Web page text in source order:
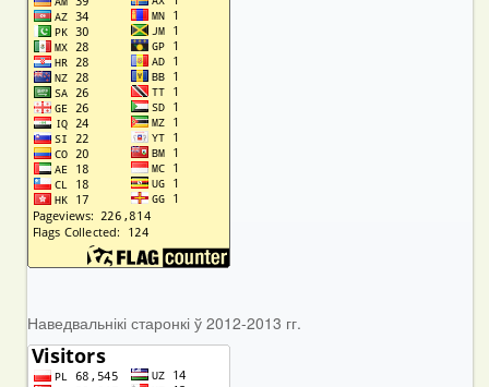
Наведвальнікі старонкі ў 2012-2013 гг.